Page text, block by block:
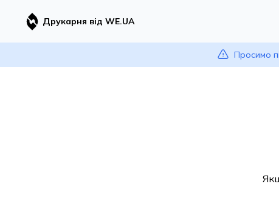
Друкарня від WE.UA
Просимо